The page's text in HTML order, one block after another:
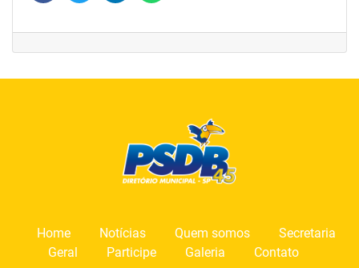
Home Notícias Quem somos
Secretaria
Geral
Participe Galeria Contato